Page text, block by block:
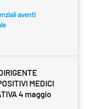
aventi
MEDICI
4 maggio